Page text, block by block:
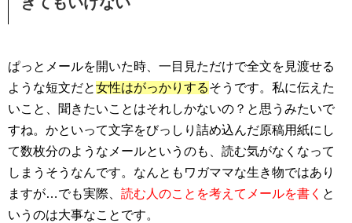
ぱっとメールを開いた時、一目見ただけで全文を見渡せる
ような短文だと女性はがっかりするそうです。私に伝えた
いこと、聞きたいことはそれしかないの？と思うみたいで
すね。かといって文字をびっしり詰め込んだ原稿用紙にし
て数枚分のようなメールというのも、読む気がなくなって
しまうそうなんです。なんともワガママな生き物ではあり
ますが…でも実際、 読む人のことを考えてメールを書く と
いうのは大事なことです。